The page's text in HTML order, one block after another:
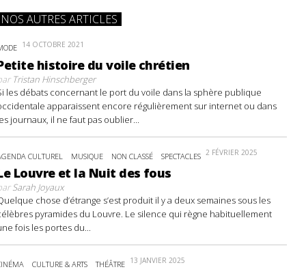
NOS AUTRES ARTICLES
14 OCTOBRE 2021
histoire du voile chrétien
Tristan Hinschberger
les débats concernant le port du voile dans la sphère publique
apparaissent encore régulièrement sur internet ou dans
journaux, il ne faut pas oublier...
CULTUREL MUSIQUE NON CLASSÉ SPECTACLES 2 FÉVRIER 2025
Louvre et la Nuit des fous
Sarah Joyaux
chose d’étrange s’est produit il y a deux semaines sous les
pyramides du Louvre. Le silence qui règne habituellement
fois les portes du...
CULTURE & ARTS THÉÂTRE 13 JANVIER 2025